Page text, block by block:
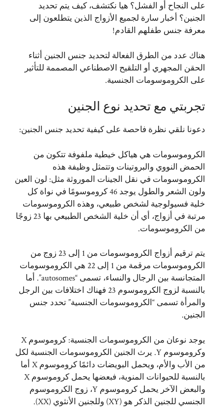
على النجاح أو الفشل؟ هيا نكتشف، كيف يتم تحديد
الجنين؟ أخبار سارة لجميع الأزواج الذين يتطلعون إلى
معرفة جنس طفلهم القادم!
هناك عدد من الطرق الفعالة لتحديد جنس الجنين أثناء
الحقن المجهري أو التلقيح الاصطناعي المصممة للتأثير
على الكروموسومات الجنسية.
تجربتي مع تحديد نوع الجنين
دعونا نلقي نظرة فاحصة على كيفية تحديد جنس الجنين:
الكروموسومات هي هياكل خيطية ملفوفة تتكون من
الحمض النووي والبروتينات وتتمثل وظيفة هذه
الكروموسومات في نقل الجينات الموروثة مثل: لون العين
ولون الشعر والطول يوجد 46 كروموسومًا في نواة كل
خلية فسيولوجية لشخص طبيعي، وهذه الكروموسومات
مرتبة في أزواج، أي أن خلية الشخص الطبيعي بها 23 زوجًا
من الكروموسومات.
يتم ترقيم أزواج الكروموسومات من 1 إلى 23 زوج من
الكروموسومات مرقمة من 1 إلى 22 هي الكروموسومات
المتجانسة بين الرجال والنساء، تسمى “autosomes”. أما
بالنسبة لزوج الكروموسوم 23 فهناك اختلافات بين الرجل
والمرأة تسمى “الكروموسومات الجنسية” تحدد جنس
الجنين.
يوجد نوعان من الكروموسومات الجنسية: كروموسوم X
وكروموسوم Y. يرث الجنين الكروموسومات الجنسية لكل
من الأب والأم، ويحمل البويضات دائمًا كروموسوم X أما
بالنسبة للحيوانات المنوية، فبعضها يحمل كروموسوم X
والبعض الآخر يحمل كروموسوم Y، زوج الكروموسوم
الجنسي للجنين الذكر هو (XY) وللجنين الأنثوي (XX).